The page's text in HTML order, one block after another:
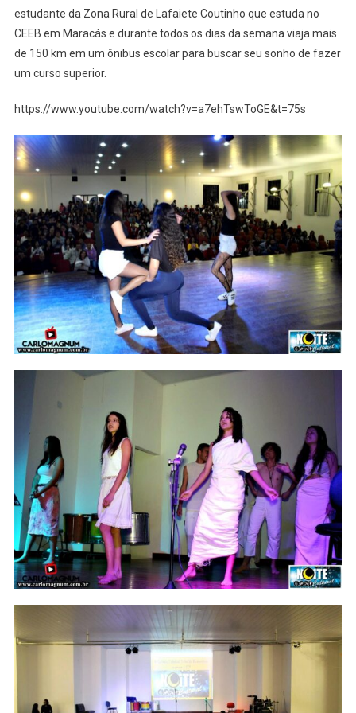
estudante da Zona Rural de Lafaiete Coutinho que estuda no
CEEB em Maracás e durante todos os dias da semana viaja mais
de 150 km em um ônibus escolar para buscar seu sonho de fazer
um curso superior.
https://www.youtube.com/watch?v=a7ehTswToGE&t=75s